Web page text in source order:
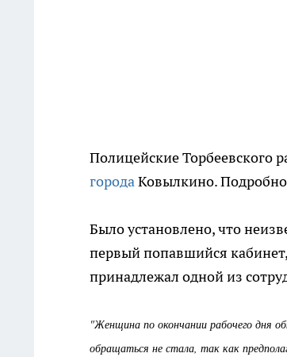
Полицейские Торбеевского
городаКовылкино.
Было установлено, что
первый попавшийся
принадлежал одной из
"Женщина по окончании рабочего дня
обращаться не стала, так как